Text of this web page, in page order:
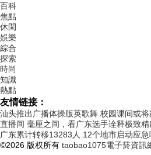
百科
焦點
休閑
娛樂
綜合
探索
時尚
知識
熱點
友情链接：
汕头推出广播体操版英歌舞 校园课间或将
直播间 毫厘之间，看广东选手诠释极致
广东累计转移13283人 12个地市启动应急
©2026 版权所有 taobao1075電子菸資訊